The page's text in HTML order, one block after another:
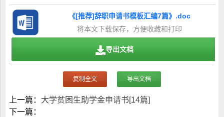
《[推荐]辞职申请书模板汇编7篇》.doc
将本文下载保存，方便收藏和打印
导出文档
复制全文 导出文档
上一篇： 大学贫困生助学金申请书[14篇]
下一篇：